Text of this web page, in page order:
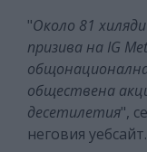
"Около 81
призива на IG
обществена
десетилетия",
неговия уебсайт.